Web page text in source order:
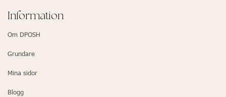
Information
Om DPOSH
Grundare
Mina sidor
Blogg